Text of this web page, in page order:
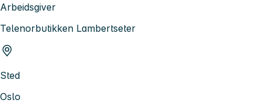
Arbeidsgiver
Telenorbutikken Lambertseter
Sted
Oslo